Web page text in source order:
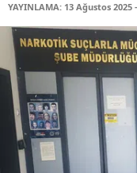
YAYINLAMA: 13 Ağustos 2025